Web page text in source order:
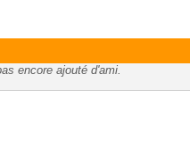
encore ajouté d'ami.